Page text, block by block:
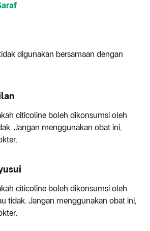
digunakan bersamaan dengan
citicoline boleh dikonsumsi oleh
Jangan menggunakan obat ini,
citicoline boleh dikonsumsi oleh
tidak. Jangan menggunakan obat ini,